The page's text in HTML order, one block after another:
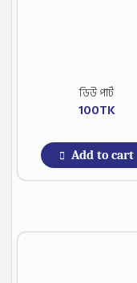
ডিউ পার্ট
100TK
Add to cart